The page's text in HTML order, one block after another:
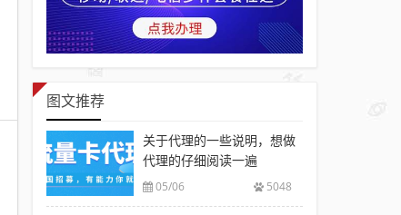
图文推荐
关于代理的一些说明，想做
代理的仔细阅读一遍
05/06 5048